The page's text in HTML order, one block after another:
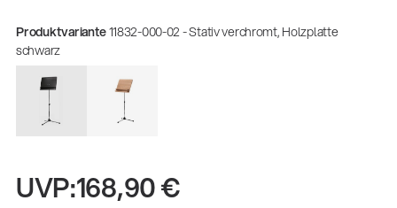
Produktvariante11832-000-02 - Stativ verchromt, Holzplatte
schwarz
UVP:168,90 €